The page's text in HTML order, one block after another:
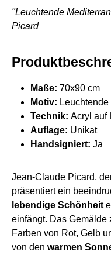
"Leuchtende
Picard
Maße: 70x90 cm
Motiv:
Technik: Acryl auf
Auflage: Unikat
Handsigniert: Ja
Jean-Claude Picard,
präsentiert ein
lebendige Schönheit
einfängt. Das Gemälde
Farben von Rot, Gelb
von den warmen